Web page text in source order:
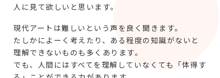
人に見て欲しいと思います。
現代アートは難しいという声を良く聞きます。
たしかによーく考えたり、ある程度の知識がないと
理解できないものも多くあります。
でも、人間にはすべてを理解していなくても「体得す